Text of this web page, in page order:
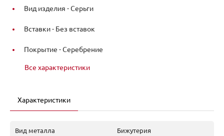
Вид изделия -Серьги
Вставки - Без вставок
Покрытие -Серебрение
Все характеристики
Характеристики
Вид металла Бижутерия